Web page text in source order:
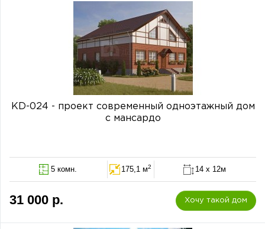
KD-024 - проект современный одноэтажный дом
с мансардо
5 комн. 175,1 м2 14 х 12м
31 000 р. Хочу такой дом